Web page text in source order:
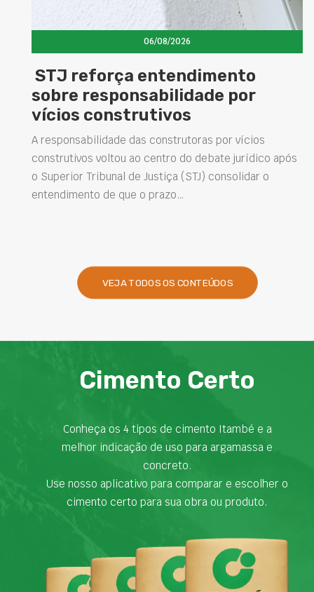
06/08/2026
STJ reforça entendimento
sobre responsabilidade por
vícios construtivos
A responsabilidade das construtoras por vícios
construtivos voltou ao centro do debate jurídico após
o Superior Tribunal de Justiça (STJ) consolidar o
entendimento de que o prazo…
VEJA TODOS OS CONTEÚDOS
Cimento Certo
Conheça os 4 tipos de cimento Itambé e a
melhor indicação de uso para argamassa e
concreto.
Use nosso aplicativo para comparar e escolher o
cimento certo para sua obra ou produto.